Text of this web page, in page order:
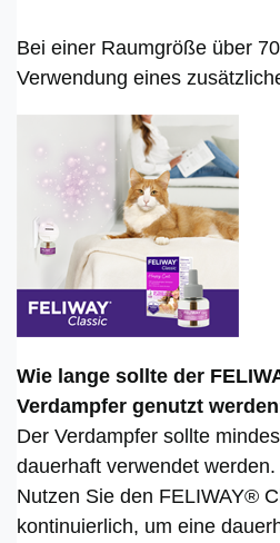
Bei einer Raumgröße über
Verwendung eines
Wie lange sollte der
Verdampfer genutzt
Der Verdampfer sollte
dauerhaft verwendet werden.
Nutzen Sie den FELIWAY®
kontinuierlich, um eine